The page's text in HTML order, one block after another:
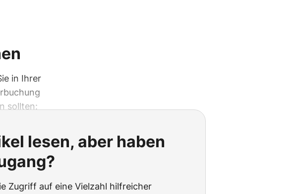
in Ihrer
sollten:
lesen, aber haben
Zugriff auf eine Vielzahl hilfreicher